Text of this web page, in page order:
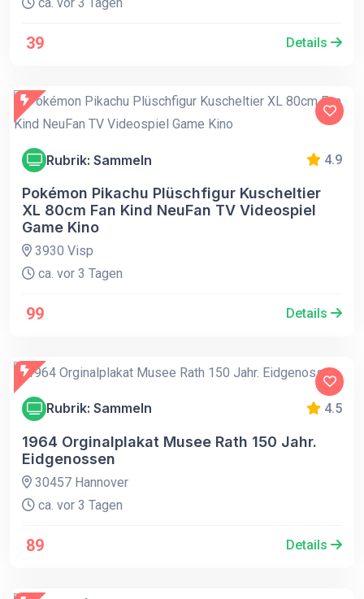
39 Details
Rubrik: Sammeln 4.9
Pokémon Pikachu Plüschfigur Kuscheltier
XL 80cm Fan Kind NeuFan TV Videospiel
Game Kino
3930 Visp
ca. vor 3 Tagen
99 Details
Rubrik: Sammeln 4.5
1964 Orginalplakat Musee Rath 150 Jahr.
Eidgenossen
30457 Hannover
ca. vor 3 Tagen
89 Details